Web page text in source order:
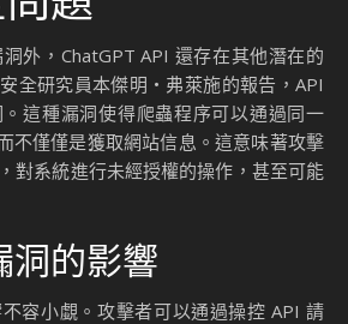
在安全漏洞，可能被滥用发起DDoS攻
著技術的進步，安全管理必須同步提
的完整性和安全性。